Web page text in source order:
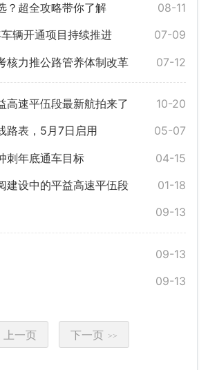
08-11
？超全攻略带你了解
07-09
辆开通项目持续推进
07-12
核力推公路管养体制改革
10-20
高速平伍段最新航拍来了
05-07
路表，5月7日启用
04-15
刺年底通车目标
01-18
建设中的平益高速平伍段
09-13
09-13
09-13
上一页 下一页 >>